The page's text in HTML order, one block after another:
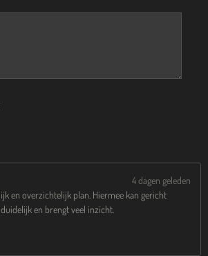
4 dagen geleden
en overzichtelijk plan. Hiermee kan gericht
en brengt veel inzicht.